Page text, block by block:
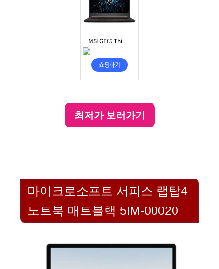
최저가 보러가기
마이크로소프트 서피스 랩탑4
노트북 매트블랙 5IM-00020